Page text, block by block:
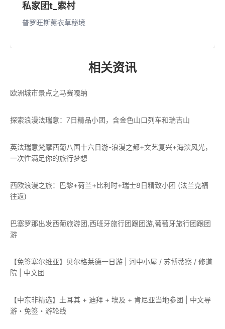
私家团t_索村
普罗旺斯薰衣草秘境
相关资讯
欧洲城市景点之马赛嘎纳
探索浪漫法瑞意：7日精品小团，含金色山口列车和瑞吉山
英法瑞意梵摩西葡八国十六日游-浪漫之都+文艺复兴+海滨风光，
一次性满足你的旅行梦想
西欧浪漫之旅：巴黎+荷兰+比利时+瑞士8日精致小团 (法兰克福
往返)
巴塞罗那出发西葡旅游团,西班牙旅行团跟团游,葡萄牙旅行团跟团
游
【免签塞尔维亚】贝尔格莱德一日游 | 河中小屋 / 苏博蒂察 / 修道
院 | 中文团
【中东非精选】土耳其 + 迪拜 + 埃及 + 肯尼亚当地参团 | 中文导
游・免签・游轮线